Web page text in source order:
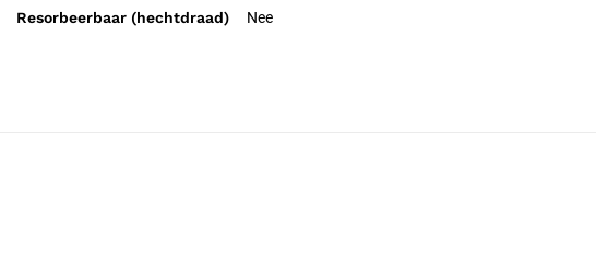
Resorbeerbaar (hechtdraad) Nee